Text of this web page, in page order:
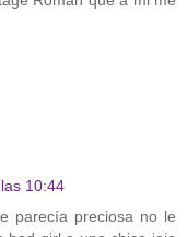
10:44
parecía preciosa no le